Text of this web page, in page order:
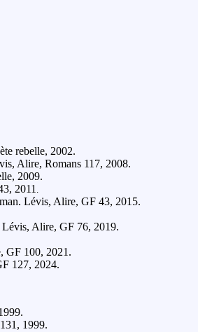
rebelle, 2002.
Alire, Romans 117, 2008.
2009.
2011 .
Lévis, Alire, GF 43, 2015.
Lévis, Alire, GF 76, 2019.
GF 100, 2021.
127, 2024.
1999.